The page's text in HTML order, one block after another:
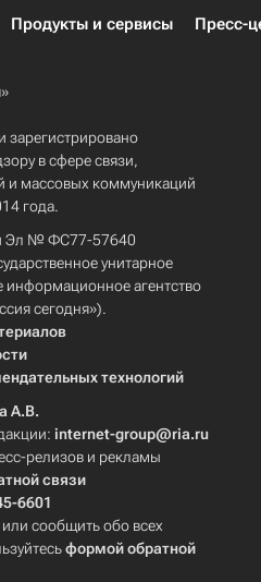
Продукты и сервисы Пресс-
зарегистрировано
в сфере связи,
и массовых коммуникаций
года.
Эл № ФС77-57640
унитарное
агентство
сегодня»).
технологий
А.В.
internet-group@ria.ru
релизов и рекламы
связи
6601
сообщить обо всех
формой обратной